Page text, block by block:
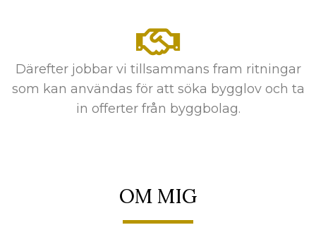
Därefter jobbar vi tillsammans fram ritningar
som kan användas för att söka bygglov och ta
in offerter från byggbolag.
OM MIG